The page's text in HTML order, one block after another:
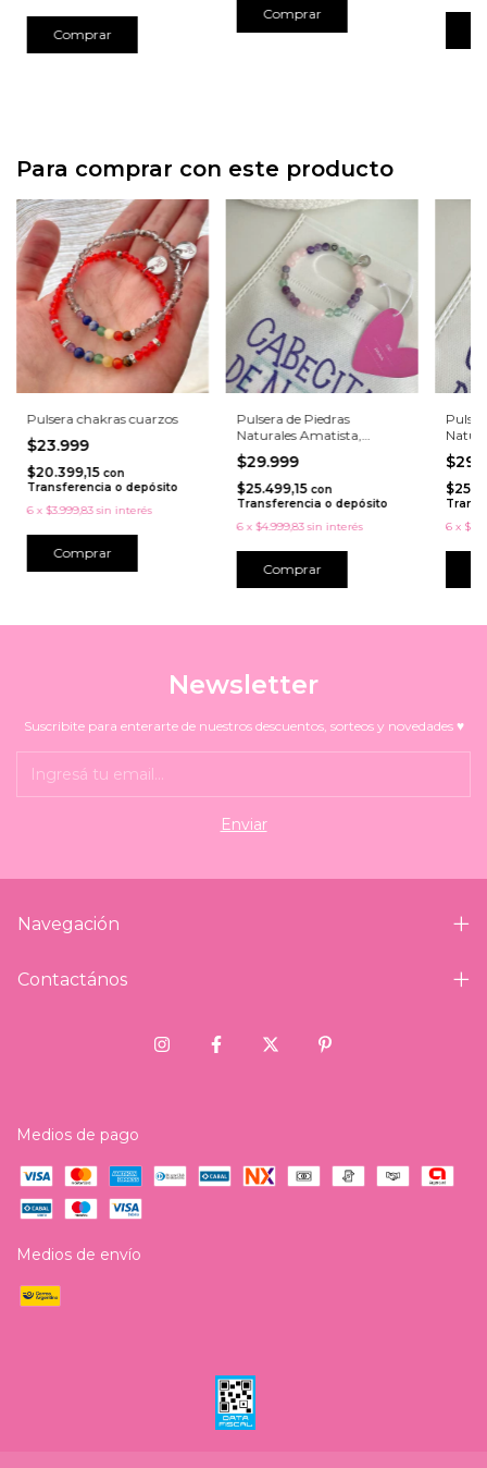
Comprar
Para comprar con este producto
Pulsera chakras cuarzos
$23.999
$20.399,15 con
Transferencia o depósito
6 x $3.999,83 sin interés
Comprar
Pulsera de Piedras
Naturales Amatista,
Fluorita y Cuarzo Rosa con
Corazón Luminoso
$29.999
$25.499,15 con
Transferencia o depósito
6 x $4.999,83 sin interés
y
6 x
Newsletter
Suscribite para enterarte de nuestros descuentos, sorteos y novedades ♥
Navegación
Contactános
Medios de pago
Medios de envío